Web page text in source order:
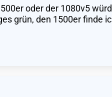
oder der 1080v5
grün, den 1500er finde